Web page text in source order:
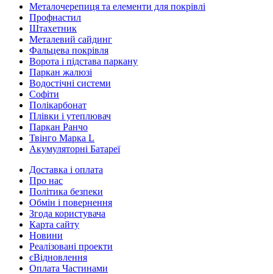
Металочерепиця та елементи для покрівлі
Профнастил
Штахетник
Металевий сайдинг
Фальцева покрівля
Ворота і підстава паркану
Паркан жалюзі
Водостічні системи
Софіти
Полікарбонат
Плівки і утеплювач
Паркан Ранчо
Твінго Марка L
Акумуляторні Батареї
Доставка і оплата
Про нас
Політика безпеки
Обмін і повернення
Згода користувача
Карта сайту
Новини
Реалізовані проекти
єВідновлення
Оплата Частинами